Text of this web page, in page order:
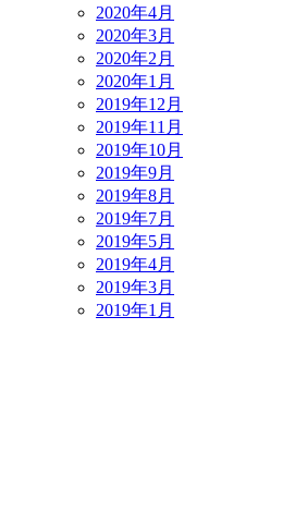
2020年4月
2020年3月
2020年2月
2020年1月
2019年12月
2019年11月
2019年10月
2019年9月
2019年8月
2019年7月
2019年5月
2019年4月
2019年3月
2019年1月